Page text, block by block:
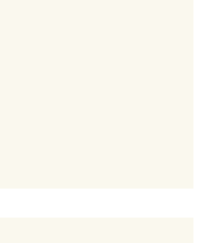
REQ135826